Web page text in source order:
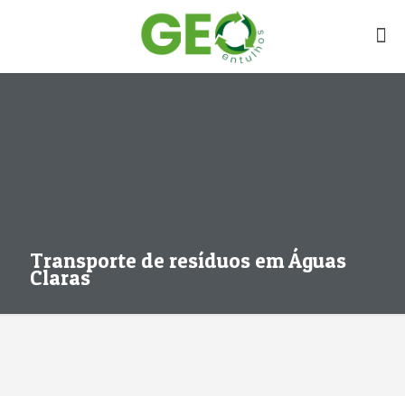
Transporte de resíduos em Águas
Claras